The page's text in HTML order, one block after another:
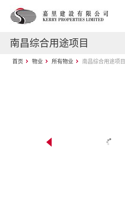
南昌综合用途项目
首页 物业 所有物业 南昌综合用途项目